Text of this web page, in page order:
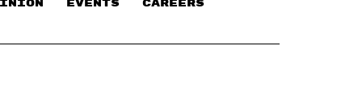
EVENTS CAREERS